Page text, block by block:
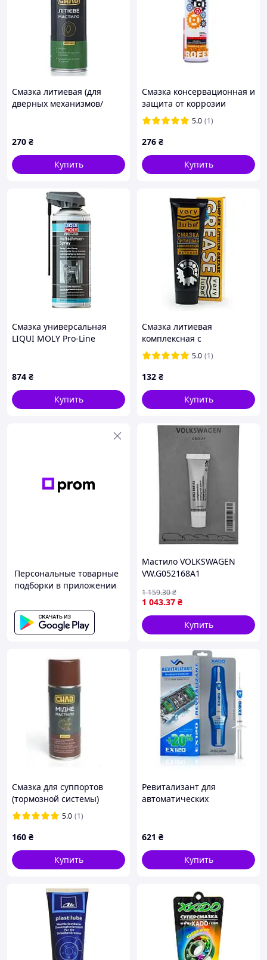
Смазка литиевая (для
дверных механизмов/
270 ₴
Купить
Смазка консервационная и
защита от коррозии
VERYLUBE 500 мл
5.0 (1)
276 ₴
Купить
Смазка универсальная
LIQUI MOLY Pro-Line
мл (7388)
874 ₴
Купить
Смазка литиевая
комплексная с
кондиционером металла
VERYLUBE 125 мл
5.0 (1)
132 ₴
Купить
Персональные товарные
подборки в приложении
Мастило VOLKSWAGEN
VW.G052168A1
1 043.37 ₴
1 159.30₴
Купить
Смазка для суппортов
(тормозной системы)
медная АЭРОЗОЛЬ 200мл.
=СИЛА= aurora
5.0 (1)
160 ₴
Купить
Ревитализант для
автоматических
621 ₴
Купить